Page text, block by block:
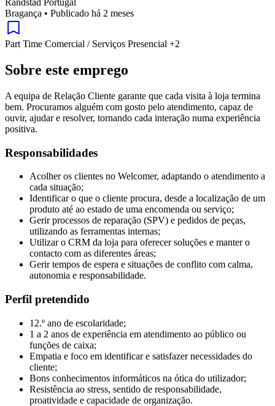
Randstad Portugal
Bragança • Publicado há 2 meses
Part Time Comercial / Serviços Presencial +2
Sobre este emprego
A equipa de Relação Cliente garante que cada visita à loja termina
bem. Procuramos alguém com gosto pelo atendimento, capaz de
ouvir, ajudar e resolver, tornando cada interação numa experiência
positiva.
Responsabilidades
Acolher os clientes no Welcomer, adaptando o atendimento a
cada situação;
Identificar o que o cliente procura, desde a localização de um
produto até ao estado de uma encomenda ou serviço;
Gerir processos de reparação (SPV) e pedidos de peças,
utilizando as ferramentas internas;
Utilizar o CRM da loja para oferecer soluções e manter o
contacto com as diferentes áreas;
Gerir tempos de espera e situações de conflito com calma,
autonomia e responsabilidade.
Perfil pretendido
12.º ano de escolaridade;
1 a 2 anos de experiência em atendimento ao público ou
funções de caixa;
Empatia e foco em identificar e satisfazer necessidades do
cliente;
Bons conhecimentos informáticos na ótica do utilizador;
Resistência ao stress, sentido de responsabilidade,
proatividade e capacidade de organização.